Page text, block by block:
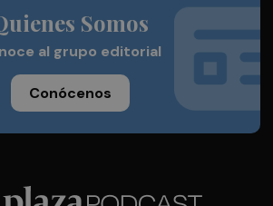
Somos
al grupo editorial
Conócenos